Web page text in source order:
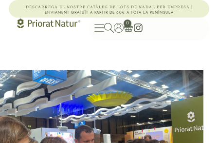
DESCARREGA EL NOSTRE CATÀLEG DE LOTS DE NADAL PER EMPRESA |
ENVIAMENT GRATUÏT A PARTIR DE 60€ A TOTA LA PENÍNSULA
0